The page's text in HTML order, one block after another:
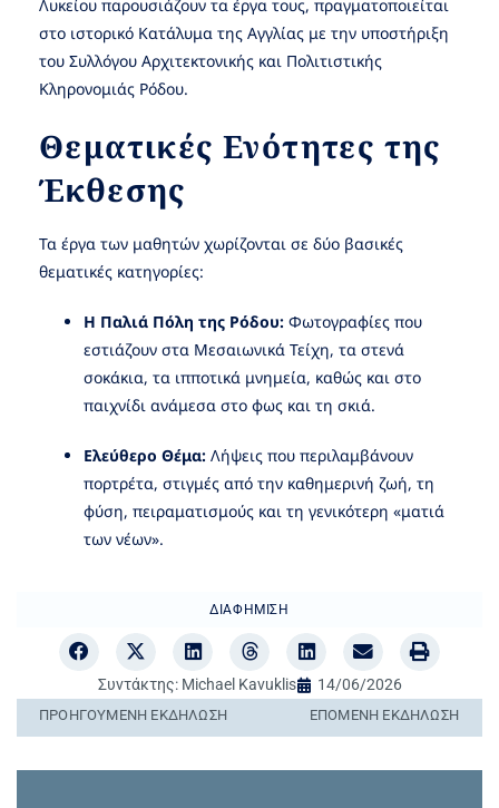
Λυκείου παρουσιάζουν τα έργα τους, πραγματοποιείται
στο ιστορικό Κατάλυμα της Αγγλίας με την υποστήριξη
του Συλλόγου Αρχιτεκτονικής και Πολιτιστικής
Κληρονομιάς Ρόδου.
Θεματικές Ενότητες της
Έκθεσης
Τα έργα των μαθητών χωρίζονται σε δύο βασικές
θεματικές κατηγορίες:
Η Παλιά Πόλη της Ρόδου: Φωτογραφίες που
εστιάζουν στα Μεσαιωνικά Τείχη, τα στενά
σοκάκια, τα ιπποτικά μνημεία, καθώς και στο
παιχνίδι ανάμεσα στο φως και τη σκιά.
Ελεύθερο Θέμα: Λήψεις που περιλαμβάνουν
πορτρέτα, στιγμές από την καθημερινή ζωή, τη
φύση, πειραματισμούς και τη γενικότερη «ματιά
των νέων».
ΔΙΑΦΉΜΙΣΗ
Συντάκτης:Michael Kavuklis 14/06/2026
ΠΡΟΗΓΟΎΜΕΝΗ ΕΚΔΉΛΩΣΗ ΕΠΌΜΕΝΗ ΕΚΔΉΛΩΣΗ